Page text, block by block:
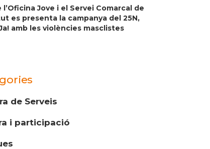
l’Oficina Jove i el Servei Comarcal de
es presenta la campanya del 25N,
amb les violències masclistes
de Serveis
i participació